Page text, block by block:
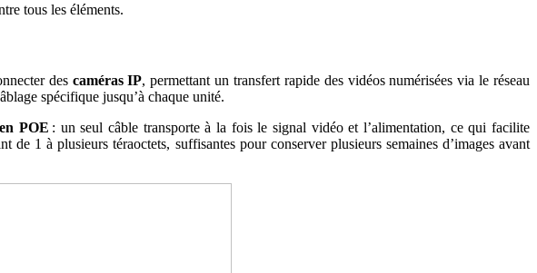
tous les éléments.
des caméras IP, permettant un transfert rapide des vidéos numérisées via le réseau
spécifique jusqu’à chaque unité.
POE : un seul câble transporte à la fois le signal vidéo et l’alimentation, ce qui facilite
de 1 à plusieurs téraoctets, suffisantes pour conserver plusieurs semaines d’images avant